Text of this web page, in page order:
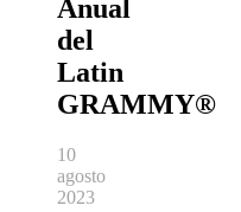
Anual
del
Latin
GRAMMY®
10
agosto
2023